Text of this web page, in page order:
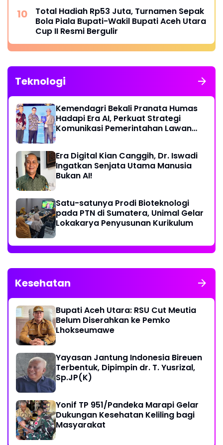
Total Hadiah Rp53 Juta, Turnamen Sepak
Bola Piala Bupati-Wakil Bupati Aceh Utara
Cup II Resmi Bergulir
Teknologi
Kemendagri Bekali Pranata Humas
Hadapi Era AI, Perkuat Strategi
Komunikasi Pemerintahan Lawan
Era Digital Kian Canggih, Dr. Iswadi
Ingatkan Senjata Utama Manusia
Bukan AI!
Satu-satunya Prodi Bioteknologi
pada PTN di Sumatera, Unimal Gelar
Lokakarya Penyusunan Kurikulum
Kesehatan
Bupati Aceh Utara: RSU Cut Meutia
Belum Diserahkan ke Pemko
Lhokseumawe
Yayasan Jantung Indonesia Bireuen
Terbentuk, Dipimpin dr. T. Yusrizal,
Sp.JP(K)
Yonif TP 951/Pandeka Marapi Gelar
Dukungan Kesehatan Keliling bagi
Masyarakat